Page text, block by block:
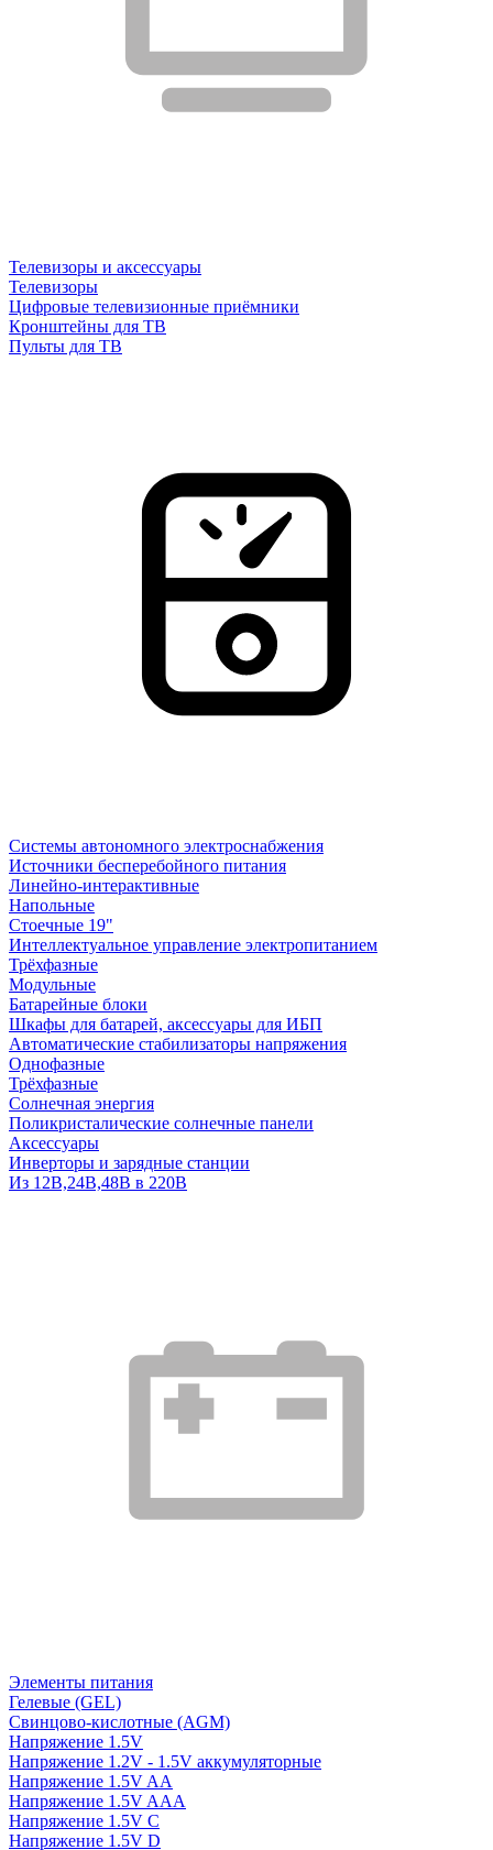
Телевизоры и аксессуары
Телевизоры
Цифровые телевизионные приёмники
Кронштейны для ТВ
Пульты для ТВ
Системы автономного электроснабжения
Источники бесперебойного питания
Линейно-интерактивные
Напольные
Стоечные 19"
Интеллектуальное управление электропитанием
Трёхфазные
Модульные
Батарейные блоки
Шкафы для батарей, аксессуары для ИБП
Автоматические стабилизаторы напряжения
Однофазные
Трёхфазные
Солнечная энергия
Поликристалические солнечные панели
Аксессуары
Инверторы и зарядные станции
Из 12В,24В,48В в 220В
Элементы питания
Гелевые (GEL)
Свинцово-кислотные (AGM)
Напряжение 1.5V
Напряжение 1.2V - 1.5V аккумуляторные
Напряжение 1.5V AA
Напряжение 1.5V AAA
Напряжение 1.5V C
Напряжение 1.5V D